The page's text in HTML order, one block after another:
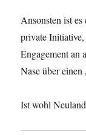
Ansonsten ist
private
Engagement an
Nase über
Ist wohl